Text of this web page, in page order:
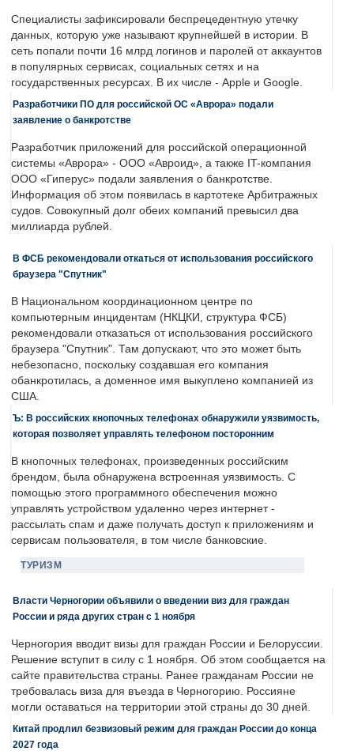
Специалисты зафиксировали беспрецедентную утечку
данных, которую уже называют крупнейшей в истории. В
сеть попали почти 16 млрд логинов и паролей от аккаунтов
в популярных сервисах, социальных сетях и на
государственных ресурсах. В их числе - Apple и Google.
Разработчики ПО для российской ОС «Аврора» подали
заявление о банкротстве
Разработчик приложений для российской операционной
системы «Аврора» - ООО «Авроид», а также IT-компания
ООО «Гиперус» подали заявления о банкротстве.
Информация об этом появилась в картотеке Арбитражных
судов. Совокупный долг обеих компаний превысил два
миллиарда рублей.
В ФСБ рекомендовали откаться от использования российского
браузера "Спутник"
В Национальном координационном центре по
компьютерным инцидентам (НКЦКИ, структура ФСБ)
рекомендовали отказаться от использования российского
браузера "Спутник". Там допускают, что это может быть
небезопасно, поскольку создавшая его компания
обанкротилась, а доменное имя выкуплено компанией из
США.
Ъ: В российских кнопочных телефонах обнаружили уязвимость,
которая позволяет управлять телефоном посторонним
В кнопочных телефонах, произведенных российским
брендом, была обнаружена встроенная уязвимость. С
помощью этого программного обеспечения можно
управлять устройством удаленно через интернет -
рассылать спам и даже получать доступ к приложениям и
сервисам пользователя, в том числе банковские.
ТУРИЗМ
Власти Черногории объявили о введении виз для граждан
России и ряда других стран с 1 ноября
Черногория вводит визы для граждан России и Белоруссии.
Решение вступит в силу с 1 ноября. Об этом сообщается на
сайте правительства страны. Ранее гражданам России не
требовалась виза для въезда в Черногорию. Россияне
могли оставаться на территории этой страны до 30 дней.
Китай продлил безвизовый режим для граждан России до конца
2027 года